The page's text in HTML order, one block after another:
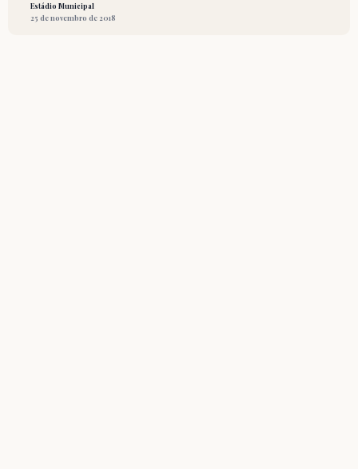
Estádio Municipal
25 de novembro de 2018